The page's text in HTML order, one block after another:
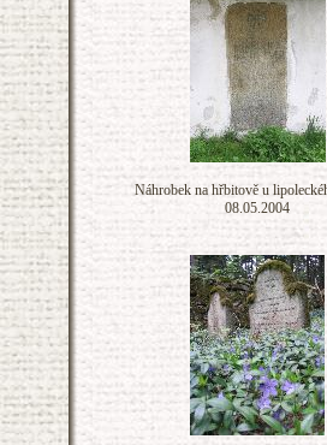
Náhrobek na hřbitově u
08.05.2004